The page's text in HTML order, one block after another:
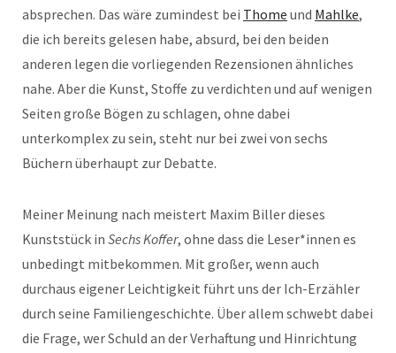
absprechen. Das wäre zumindest bei Thome und Mahlke,
die ich bereits gelesen habe, absurd, bei den beiden
anderen legen die vorliegenden Rezensionen ähnliches
nahe. Aber die Kunst, Stoffe zu verdichten und auf wenigen
Seiten große Bögen zu schlagen, ohne dabei
unterkomplex zu sein, steht nur bei zwei von sechs
Büchern überhaupt zur Debatte.
Meiner Meinung nach meistert Maxim Biller dieses
Kunststück in Sechs Koffer, ohne dass die Leser*innen es
unbedingt mitbekommen. Mit großer, wenn auch
durchaus eigener Leichtigkeit führt uns der Ich-Erzähler
durch seine Familiengeschichte. Über allem schwebt dabei
die Frage, wer Schuld an der Verhaftung und Hinrichtung